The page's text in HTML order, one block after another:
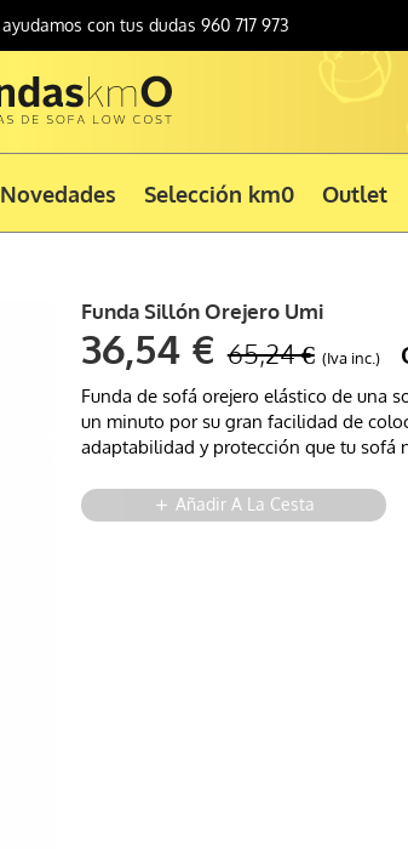
con tus dudas 960 717 973
Novedades Selección km0 Outlet
Funda Sillón Orejero Umi
36,54 € 65,24 € (Iva inc.)
Funda de sofá orejero elástico de una
un minuto por su gran facilidad de
adaptabilidad y protección que tu sofá
add Añadir A La Cesta